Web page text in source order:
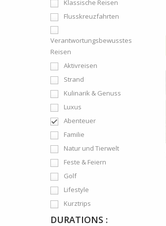
Klassische Reisen
Flusskreuzfahrten
Verantwortungsbewusstes
Reisen
Aktivreisen
Strand
Kulinarik & Genuss
Luxus
Abenteuer
Familie
Natur und Tierwelt
Feste & Feiern
Golf
Lifestyle
Kurztrips
DURATIONS :